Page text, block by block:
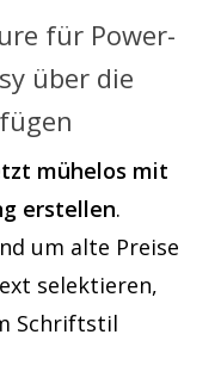
für Power-
über die
mühelos mit
erstellen.
um alte Preise
selektieren,
Schriftstil